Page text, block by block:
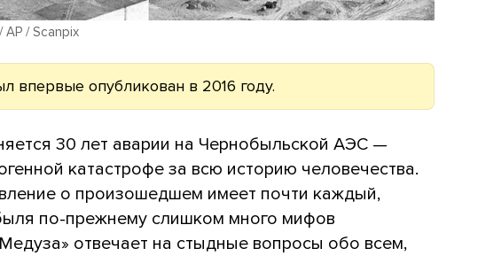
AP / Scanpix
впервые опубликован в 2016 году.
30 лет аварии на Чернобыльской АЭС —
катастрофе за всю историю человечества.
о произошедшем имеет почти каждый,
по-прежнему слишком много мифов
отвечает на стыдные вопросы обо всем,